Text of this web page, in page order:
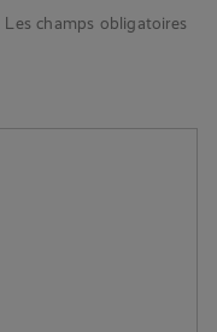
Les champs obligatoires